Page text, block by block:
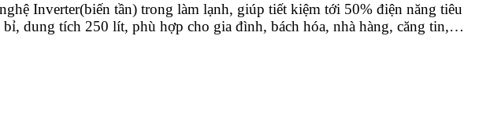
Inverter(biến tần) trong làm lạnh, giúp tiết kiệm tới 50% điện năng tiêu
dung tích 250 lít, phù hợp cho gia đình, bách hóa, nhà hàng, căng tin,…